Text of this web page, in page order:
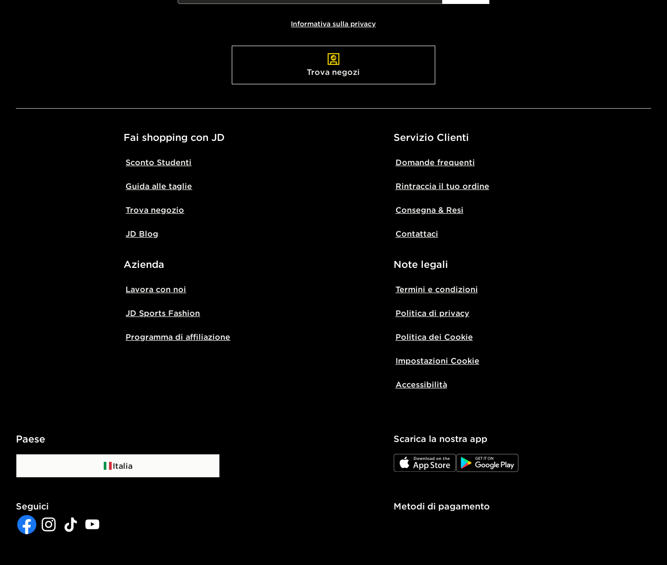
Informativa sulla privacy
Trova negozi
Fai shopping con JD
Sconto Studenti
Guida alle taglie
Trova negozio
JD Blog
Servizio Clienti
Domande frequenti
Rintraccia il tuo ordine
Consegna & Resi
Contattaci
Azienda
Lavora con noi
JD Sports Fashion
Programma di affiliazione
Note legali
Termini e condizioni
Politica di privacy
Politica dei Cookie
Impostazioni Cookie
Accessibilità
Paese
Italia
Scarica la nostra app
JD App Store JD Google Play
Seguici Metodi di pagamento